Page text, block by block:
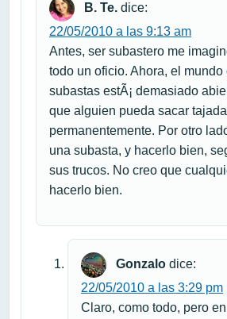
B. Te. dice:
22/05/2010 a las 9:13 am
Antes, ser subastero me
todo un oficio. Ahora, el mundo
subastas estÃ¡ demasiado
que alguien pueda sacar tajada
permanentemente. Por otro
una subasta, y hacerlo bien,
sus trucos. No creo que
hacerlo bien.
Gonzalo dice:
22/05/2010 a las 3:29 pm
Claro, como todo, pero